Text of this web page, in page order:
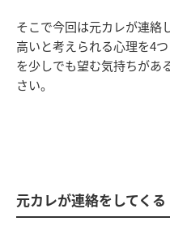
そこで今回は元カレが連絡
高いと考えられる心理を4
を少しでも望む気持ちがあ
さい。
元カレが連絡をしてくる